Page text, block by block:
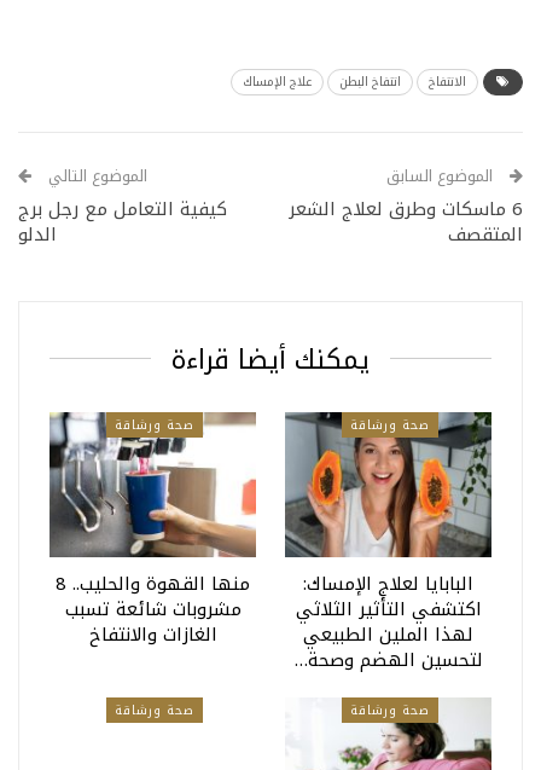
الانتفاخ انتفاخ البطن علاج الإمساك
الموضوع السابق
6 ماسكات وطرق لعلاج الشعر
المتقصف
الموضوع التالي
كيفية التعامل مع رجل برج
الدلو
يمكنك أيضا قراءة
صحة ورشاقة
البابايا لعلاج الإمساك:
اكتشفي التأثير الثلاثي
لهذا الملين الطبيعي
لتحسين الهضم وصحة…
صحة ورشاقة
منها القهوة والحليب.. 8
مشروبات شائعة تسبب
الغازات والانتفاخ
صحة ورشاقة صحة ورشاقة